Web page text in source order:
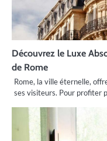
Découvrez le Luxe
de Rome
Rome, la ville éternelle,
ses visiteurs. Pour profiter